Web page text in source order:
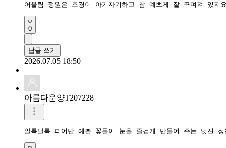
어울림 정원은 조경이 아기자기하고 참 예쁘게 잘 꾸며져 있
0
답글 쓰기
2026.07.05 18:50
아름다운양T207228
알록달록 피어난 예쁜 꽃들이 눈을 즐겁게 만들어 주는 멋진